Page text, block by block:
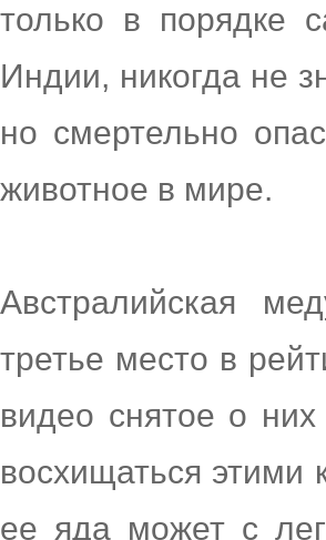
только в порядке
Индии, никогда не
но смертельно
животное в мире.
Австралийская
третье место в
видео снятое о
восхищаться
ее яда может с